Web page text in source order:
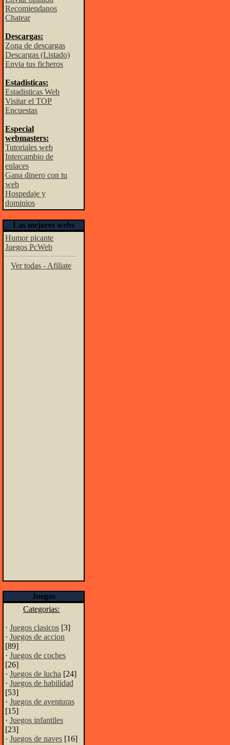
Recomiendanos
Chatear
Descargas:
Zona de descargas
Descargas (Listado)
Envia tus ficheros
Estadisticas:
Estadisticas Web
Visitar el TOP
Encuestas
Especial
webmasters:
Tutoriales web
Intercambio de
enlaces
Gana dinero con tu
web
Hospedaje y
dominios
Las mejores webs
Humor picante
Juegos PcWeb
Ver todas - Afiliate
Juegos
Categorias:
· Juegos clasicos [3]
· Juegos de accion
[89]
· Juegos de coches
[26]
· Juegos de lucha [24]
· Juegos de habilidad
[53]
· Juegos de aventuras
[15]
· Juegos infantiles
[23]
· Juegos de naves [16]